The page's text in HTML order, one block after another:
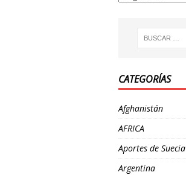
CATEGORÍAS
Afghanistán
AFRICA
Aportes de Suecia
Argentina